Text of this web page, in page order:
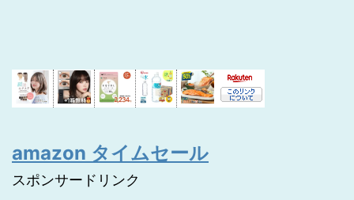
amazon タイムセール
スポンサードリンク